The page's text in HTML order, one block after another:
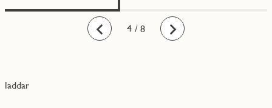
Bakåt Framåt
1
2
3
4
5
6
7
8 / 8
laddar